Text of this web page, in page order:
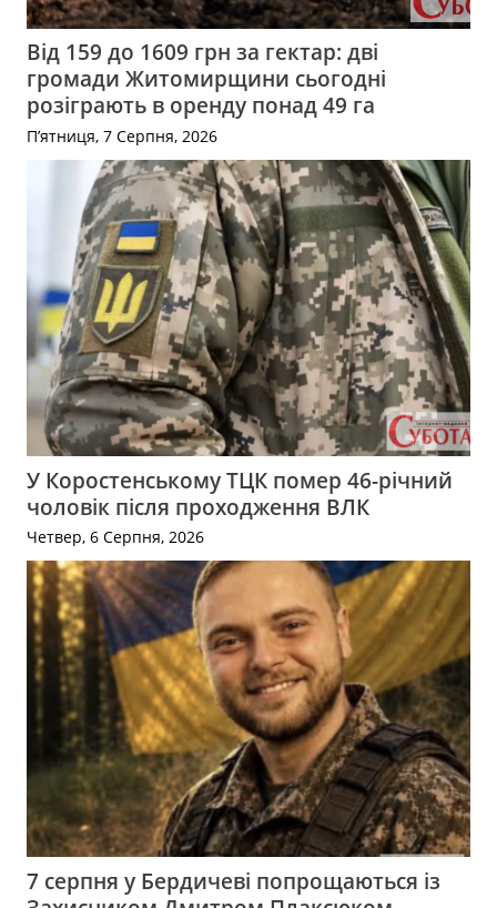
Від 159 до 1609 грн за гектар: дві
громади Житомирщини сьогодні
розіграють в оренду понад 49 га
П’ятниця, 7 Серпня, 2026
У Коростенському ТЦК помер 46-річний
чоловік після проходження ВЛК
Четвер, 6 Серпня, 2026
7 серпня у Бердичеві попрощаються із